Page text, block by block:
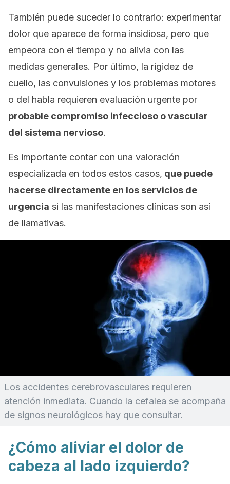
También puede suceder lo contrario: experimentar
dolor que aparece de forma insidiosa, pero que
empeora con el tiempo y no alivia con las
medidas generales. Por último, la rigidez de
cuello, las convulsiones y los problemas motores
o del habla requieren evaluación urgente por
probable compromiso infeccioso o vascular
del sistema nervioso.
Es importante contar con una valoración
especializada en todos estos casos, que puede
hacerse directamente en los servicios de
urgencia si las manifestaciones clínicas son así
de llamativas.
Los accidentes cerebrovasculares requieren
atención inmediata. Cuando la cefalea se acompaña
de signos neurológicos hay que consultar.
¿Cómo aliviar el dolor de
cabeza al lado izquierdo?